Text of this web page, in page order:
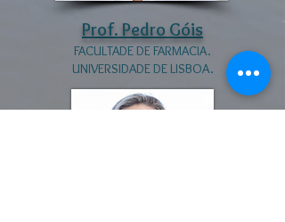
Prof. Pedro Góis
FACULTADE DE FARMACIA.
UNIVERSIDADE DE LISBOA.